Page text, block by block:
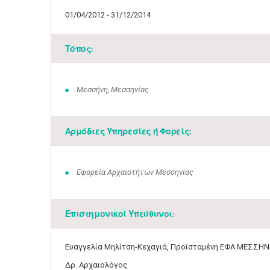
01/04/2012 - 31/12/2014
Τόπος:
Μεσσήνη, Μεσσηνίας
Αρμόδιες Υπηρεσίες ή Φορείς:
Εφορεία Αρχαιοτήτων Μεσσηνίας
Επιστημονικοί Υπεύθυνοι:
Ευαγγελία Μηλίτση-Κεχαγιά, Προϊσταμένη ΕΦΑ
Δρ. Αρχαιολόγος